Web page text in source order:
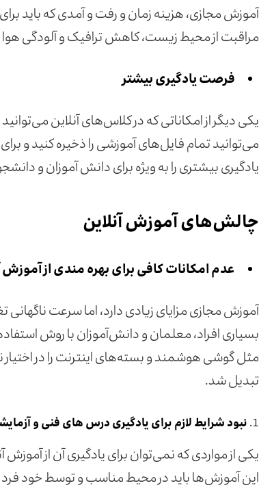
آموزش مجازی، هزینه زمان و رفت و آمدی که باید
مراقبت از محیط زیست، کاهش ترافیک و آلودگی هوا
فرصت یادگیری بیشتر
یکی دیگر از امکاناتی که در کلاس‌های آنلاین
می‌توانید تمام فایل‌های آموزشی را ذخیره کنید و
یادگیری بیشتری را به ویژه برای دانش آموزان و
چالش‌های آموزش آنلاین
عدم امکانات کافی برای بهره‌ مندی از آموزش
آموزش مجازی مزایای زیادی دارد، اما سرعت ناگهانی
بسیاری افراد، معلمان و دانش‌آموزان با روش
مثل گوشی هوشمند و بسته‌های اینترنت را در
تبدیل شد.
نبود شرایط لازم برای یادگیری درس های فنی و
یکی از مواردی که نمی‌توان برای یادگیری آن از
این آموزش‌ها باید در محیط مناسب و توسط خود